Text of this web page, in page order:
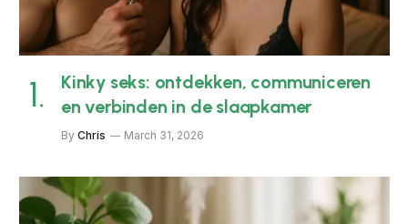
Kinky seks: ontdekken, communiceren
en verbinden in de slaapkamer
By Chris March 31, 2026